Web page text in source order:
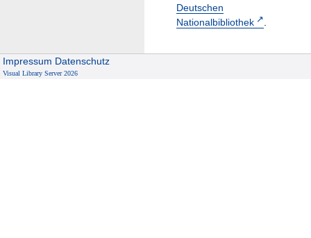
Deutschen
Nationalbibliothek
.
Impressum Datenschutz
Visual Library Server 2026